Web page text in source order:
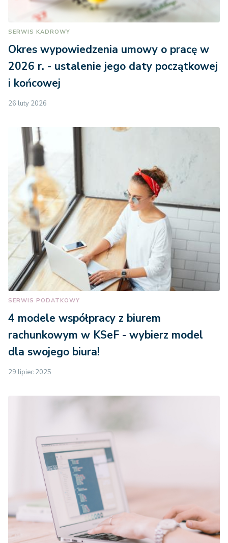
SERWIS KADROWY
Okres wypowiedzenia umowy o pracę w
2026 r. - ustalenie jego daty początkowej
i końcowej
26 luty 2026
SERWIS PODATKOWY
4 modele współpracy z biurem
rachunkowym w KSeF - wybierz model
dla swojego biura!
29 lipiec 2025